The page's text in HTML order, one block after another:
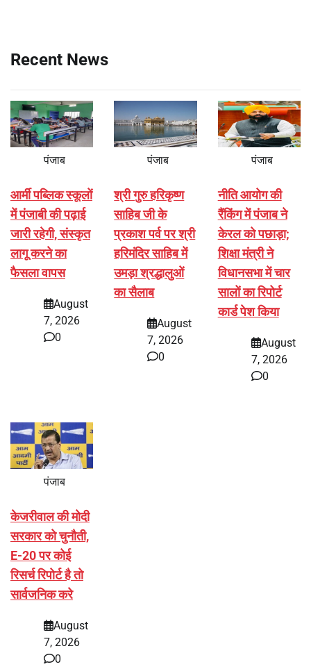
Recent News
पंजाब
आर्मी पब्लिक स्कूलों
में पंजाबी की पढ़ाई
जारी रहेगी, संस्कृत
लागू करने का
फैसला वापस
August
7, 2026
0
पंजाब
श्री गुरु हरिकृष्ण
साहिब जी के
प्रकाश पर्व पर श्री
हरिमंदिर साहिब में
उमड़ा श्रद्धालुओं
का सैलाब
August
7, 2026
0
पंजाब
नीति आयोग की
रैंकिंग में पंजाब ने
केरल को पछाड़ा;
शिक्षा मंत्री ने
विधानसभा में चार
सालों का रिपोर्ट
कार्ड पेश किया
August
7, 2026
0
पंजाब
केजरीवाल की मोदी
सरकार को चुनौती,
E-20 पर कोई
रिसर्च रिपोर्ट है तो
सार्वजनिक करे
August
7, 2026
0